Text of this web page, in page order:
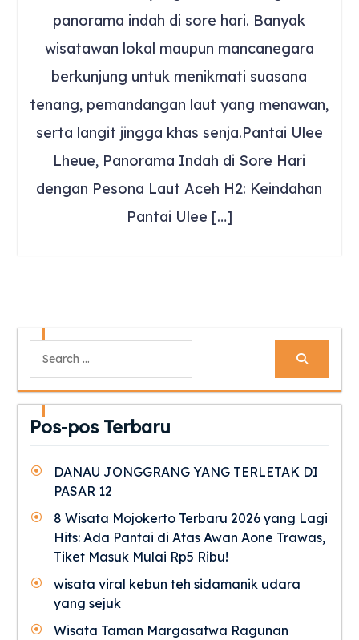
panorama indah di sore hari. Banyak
wisatawan lokal maupun mancanegara
berkunjung untuk menikmati suasana
tenang, pemandangan laut yang menawan,
serta langit jingga khas senja.Pantai Ulee
Lheue, Panorama Indah di Sore Hari
dengan Pesona Laut Aceh H2: Keindahan
Pantai Ulee […]
for:
Pos-pos Terbaru
DANAU JONGGRANG YANG TERLETAK DI
PASAR 12
8 Wisata Mojokerto Terbaru 2026 yang Lagi
Hits: Ada Pantai di Atas Awan Aone Trawas,
Tiket Masuk Mulai Rp5 Ribu!
wisata viral kebun teh sidamanik udara
yang sejuk
Wisata Taman Margasatwa Ragunan